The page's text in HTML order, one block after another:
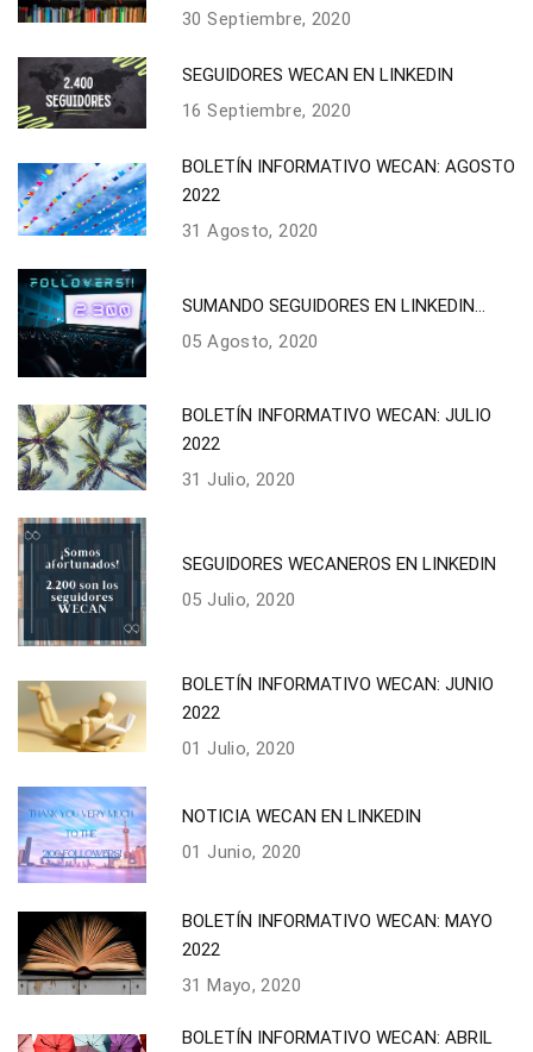
30 Septiembre, 2020
SEGUIDORES WECAN EN LINKEDIN
16 Septiembre, 2020
BOLETÍN INFORMATIVO WECAN: AGOSTO
2022
31 Agosto, 2020
SUMANDO SEGUIDORES EN LINKEDIN...
05 Agosto, 2020
BOLETÍN INFORMATIVO WECAN: JULIO
2022
31 Julio, 2020
SEGUIDORES WECANEROS EN LINKEDIN
05 Julio, 2020
BOLETÍN INFORMATIVO WECAN: JUNIO
2022
01 Julio, 2020
NOTICIA WECAN EN LINKEDIN
01 Junio, 2020
BOLETÍN INFORMATIVO WECAN: MAYO
2022
31 Mayo, 2020
BOLETÍN INFORMATIVO WECAN: ABRIL